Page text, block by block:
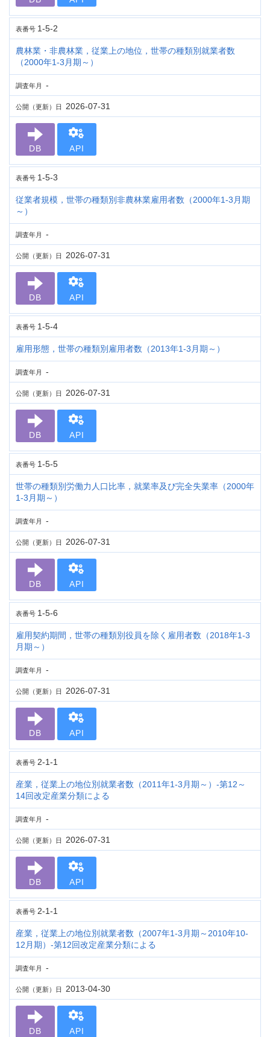
表番号 1-5-2
農林業・非農林業，従業上の地位，世帯の種類別就業者数
（2000年1-3月期～）
調査年月 -
公開（更新）日 2026-07-31
DB API
表番号 1-5-3
従業者規模，世帯の種類別非農林業雇用者数（2000年1-3月期
～）
調査年月 -
公開（更新）日 2026-07-31
DB API
表番号 1-5-4
雇用形態，世帯の種類別雇用者数（2013年1-3月期～）
調査年月 -
公開（更新）日 2026-07-31
DB API
表番号 1-5-5
世帯の種類別労働力人口比率，就業率及び完全失業率（2000年
1-3月期～）
調査年月 -
公開（更新）日 2026-07-31
DB API
表番号 1-5-6
雇用契約期間，世帯の種類別役員を除く雇用者数（2018年1-3
月期～）
調査年月 -
公開（更新）日 2026-07-31
DB API
表番号 2-1-1
産業，従業上の地位別就業者数（2011年1-3月期～）-第12～
14回改定産業分類による
調査年月 -
公開（更新）日 2026-07-31
DB API
表番号 2-1-1
産業，従業上の地位別就業者数（2007年1-3月期～2010年10-
12月期）-第12回改定産業分類による
調査年月 -
公開（更新）日 2013-04-30
DB API